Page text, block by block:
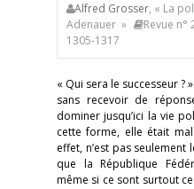
Alfred Grosser, « La
Adenauer »
Revue n°
1305-1317
« Qui sera le successeur ?
sans recevoir de
dominer jusqu’ici la vie
cette forme, elle était
effet, n’est pas
que la République
même si ce sont surtout